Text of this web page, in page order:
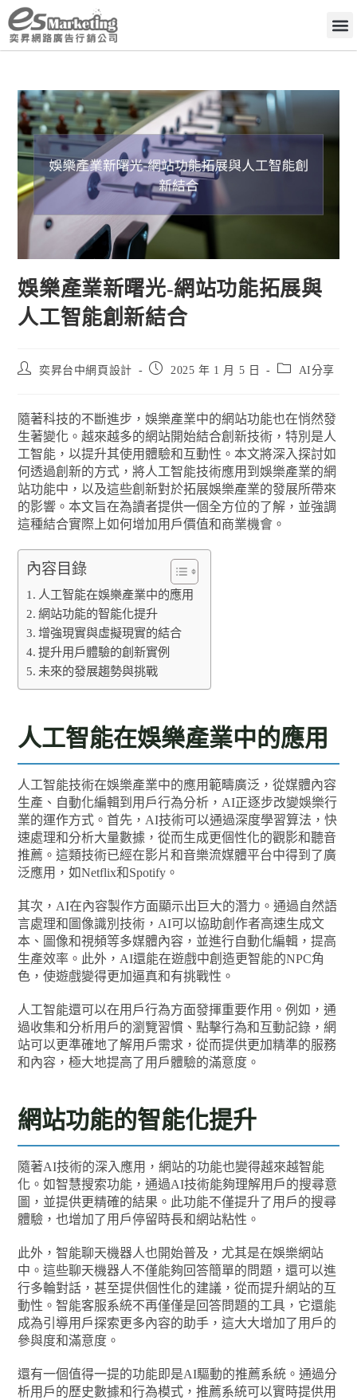
娛樂產業新曙光-網站功能拓展與
人工智能創新結合
奕昇台中網頁設計 2025 年 1 月 5 日 AI分享
隨著科技的不斷進步，娛樂產業中的網站功能也在悄然發
生著變化。越來越多的網站開始結合創新技術，特別是人
工智能，以提升其使用體驗和互動性。本文將深入探討如
何透過創新的方式，將人工智能技術應用到娛樂產業的網
站功能中，以及這些創新對於拓展娛樂產業的發展所帶來
的影響。本文旨在為讀者提供一個全方位的了解，並強調
這種結合實際上如何增加用戶價值和商業機會。
內容目錄
人工智能在娛樂產業中的應用
網站功能的智能化提升
增強現實與虛擬現實的結合
提升用戶體驗的創新實例
未來的發展趨勢與挑戰
人工智能在娛樂產業中的應用
人工智能技術在娛樂產業中的應用範疇廣泛，從媒體內容
生產、自動化編輯到用戶行為分析，AI正逐步改變娛樂行
業的運作方式。首先，AI技術可以通過深度學習算法，快
速處理和分析大量數據，從而生成更個性化的觀影和聽音
推薦。這類技術已經在影片和音樂流媒體平台中得到了廣
泛應用，如Netflix和Spotify。
其次，AI在內容製作方面顯示出巨大的潛力。通過自然語
言處理和圖像識別技術，AI可以協助創作者高速生成文
本、圖像和視頻等多媒體內容，並進行自動化編輯，提高
生產效率。此外，AI還能在遊戲中創造更智能的NPC角
色，使遊戲變得更加逼真和有挑戰性。
人工智能還可以在用戶行為方面發揮重要作用。例如，通
過收集和分析用戶的瀏覽習慣、點擊行為和互動記錄，網
站可以更準確地了解用戶需求，從而提供更加精準的服務
和內容，極大地提高了用戶體驗的滿意度。
網站功能的智能化提升
隨著AI技術的深入應用，網站的功能也變得越來越智能
化。如智慧搜索功能，通過AI技術能夠理解用戶的搜尋意
圖，並提供更精確的結果。此功能不僅提升了用戶的搜尋
體驗，也增加了用戶停留時長和網站粘性。
此外，智能聊天機器人也開始普及，尤其是在娛樂網站
中。這些聊天機器人不僅能夠回答簡單的問題，還可以進
行多輪對話，甚至提供個性化的建議，從而提升網站的互
動性。智能客服系統不再僅僅是回答問題的工具，它還能
成為引導用戶探索更多內容的助手，這大大增加了用戶的
參與度和滿意度。
還有一個值得一提的功能即是AI驅動的推薦系統。通過分
析用戶的歷史數據和行為模式，推薦系統可以實時提供用